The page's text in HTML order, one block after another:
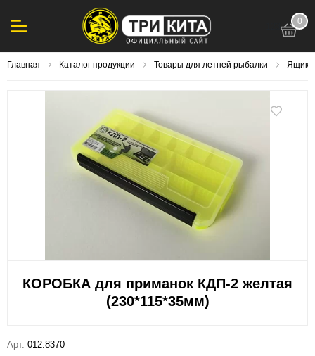
0
Главная Каталог продукции Товары для летней рыбалки
КОРОБКА для приманок КДП-2 желтая
(230*115*35мм)
Арт. 012.8370